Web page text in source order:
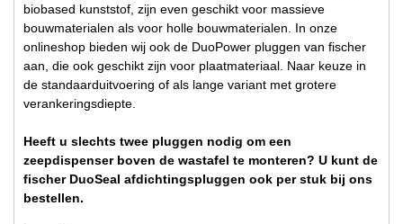
biobased kunststof, zijn even geschikt voor massieve
bouwmaterialen als voor holle bouwmaterialen. In onze
onlineshop bieden wij ook de DuoPower pluggen van fischer
aan, die ook geschikt zijn voor plaatmateriaal. Naar keuze in
de standaarduitvoering of als lange variant met grotere
verankeringsdiepte.
Heeft u slechts twee pluggen nodig om een
zeepdispenser boven de wastafel te monteren? U kunt de
fischer DuoSeal afdichtingspluggen ook per stuk bij ons
bestellen.